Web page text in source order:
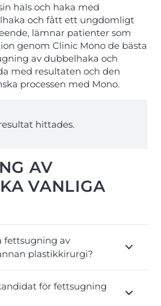
hals och haka med
och fått ett ungdomligt
lämnar patienter som
genom Clinic Mono de bästa
av dubbelhaka och
med resultaten och den
processen med Mono.
hittades.
AV
VANLIGA
fettsugning av
plastikkirurgi?
för fettsugning